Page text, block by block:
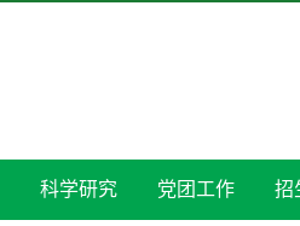
科学研究 党团工作 招